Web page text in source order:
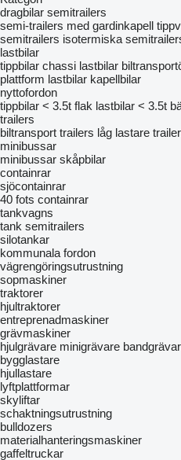
dragbilar semitrailers
semi-trailers med gardinkapell
semitrailers isotermiska
lastbilar
tippbilar chassi lastbilar
plattform lastbilar kapellbilar
nyttofordon
tippbilar < 3.5t flak lastbilar < 3.5t
trailers
biltransport trailers låg lastare
minibussar
minibussar skåpbilar
containrar
sjöcontainrar
40 fots containrar
tankvagns
tank semitrailers
silotankar
kommunala fordon
vägrengöringsutrustning
sopmaskiner
traktorer
hjultraktorer
entreprenadmaskiner
grävmaskiner
hjulgrävare minigrävare
bygglastare
hjullastare
lyftplattformar
skyliftar
schaktningsutrustning
bulldozers
materialhanteringsmaskiner
gaffeltruckar